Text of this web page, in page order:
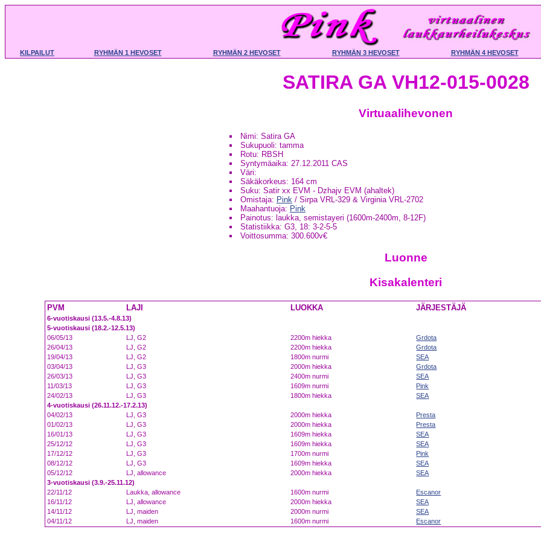
KILPAILUT RYHMÄN 1 HEVOSET RYHMÄN 2 HEVOSET RYHMÄN 3 HEVOSET RYHMÄN 4 HEVOSET
SATIRA GA VH12-015-0028
Virtuaalihevonen
Nimi: Satira GA
Sukupuoli: tamma
Rotu: RBSH
Syntymäaika: 27.12.2011 CAS
Väri:
Säkäkorkeus: 164 cm
Suku: Satir xx EVM - Dzhajv EVM (ahaltek)
Omistaja: Pink / Sirpa VRL-329 & Virginia VRL-2702
Maahantuoja: Pink
Painotus: laukka, semistayeri (1600m-2400m, 8-12F)
Statistiikka: G3, 18: 3-2-5-5
Voittosumma: 300.600v€
Luonne
Kisakalenteri
PVM LAJI LUOKKA JÄRJESTÄJÄ
6-vuotiskausi (13.5.-4.8.13)
5-vuotiskausi (18.2.-12.5.13)
06/05/13
LJ, G2 2200m hiekka Grdota
26/04/13
LJ, G2 2200m hiekka Grdota
19/04/13
LJ, G2 1800m nurmi SEA
03/04/13
LJ, G3 2000m hiekka Grdota
26/03/13
LJ, G3 2400m nurmi SEA
11/03/13
LJ, G3 1609m nurmi Pink
24/02/13
LJ, G3 1800m hiekka SEA
4-vuotiskausi (26.11.12.-17.2.13)
04/02/13
LJ, G3 2000m hiekka Presta
01/02/13
LJ, G3 2000m hiekka Presta
16/01/13
LJ, G3 1609m hiekka SEA
25/12/12
LJ, G3 1609m hiekka SEA
17/12/12
LJ, G3 1700m nurmi Pink
08/12/12
LJ, G3 1609m hiekka SEA
05/12/12
LJ, allowance 2000m hiekka SEA
3-vuotiskausi (3.9.-25.11.12)
22/11/12
Laukka, allowance 1600m nurmi Escanor
16/11/12
LJ, allowance 2000m hiekka SEA
14/11/12
LJ, maiden 2000m nurmi SEA
04/11/12
LJ, maiden 1600m nurmi Escanor